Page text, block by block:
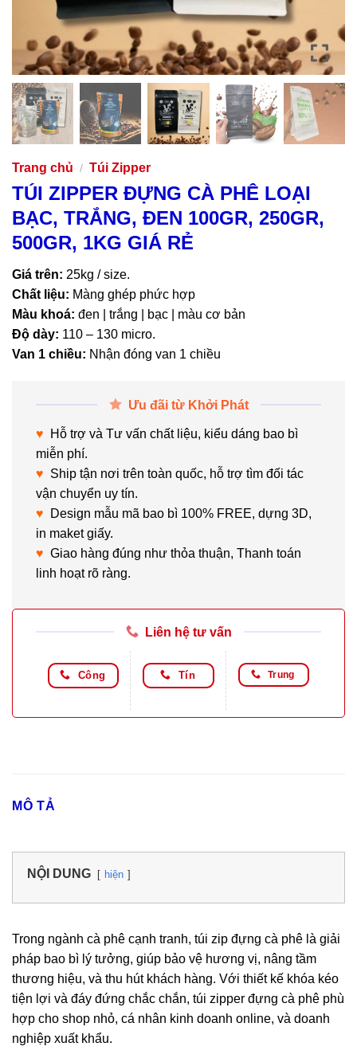
Trang chủ / Túi Zipper
TÚI ZIPPER ĐỰNG CÀ PHÊ LOẠI
BẠC, TRẮNG, ĐEN 100GR, 250GR,
500GR, 1KG GIÁ RẺ
Giá trên: 25kg / size.
Chất liệu: Màng ghép phức hợp
Màu khoá: đen | trắng | bạc | màu cơ bản
Độ dày: 110 – 130 micro.
Van 1 chiều: Nhận đóng van 1 chiều
Ưu đãi từ Khởi Phát
♥ Hỗ trợ và Tư vấn chất liệu, kiểu dáng bao bì
miễn phí.
♥ Ship tận nơi trên toàn quốc, hỗ trợ tìm đối tác
vận chuyển uy tín.
♥ Design mẫu mã bao bì 100% FREE, dựng 3D,
in maket giấy.
♥ Giao hàng đúng như thỏa thuận, Thanh toán
linh hoạt rõ ràng.
Liên hệ tư vấn
Công Tín Trung
MÔ TẢ
NỘI DUNG hiện
Trong ngành cà phê cạnh tranh, túi zip đựng cà phê là giải
pháp bao bì lý tưởng, giúp bảo vệ hương vị, nâng tầm
thương hiệu, và thu hút khách hàng. Với thiết kế khóa kéo
tiện lợi và đáy đứng chắc chắn, túi zipper đựng cà phê phù
hợp cho shop nhỏ, cá nhân kinh doanh online, và doanh
nghiệp xuất khẩu.